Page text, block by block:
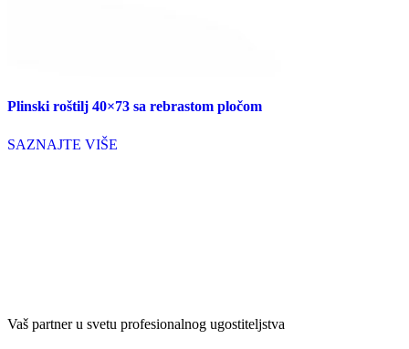
Plinski roštilj 40×73 sa rebrastom pločom
SAZNAJTE VIŠE
Vaš partner u svetu profesionalnog ugostiteljstva